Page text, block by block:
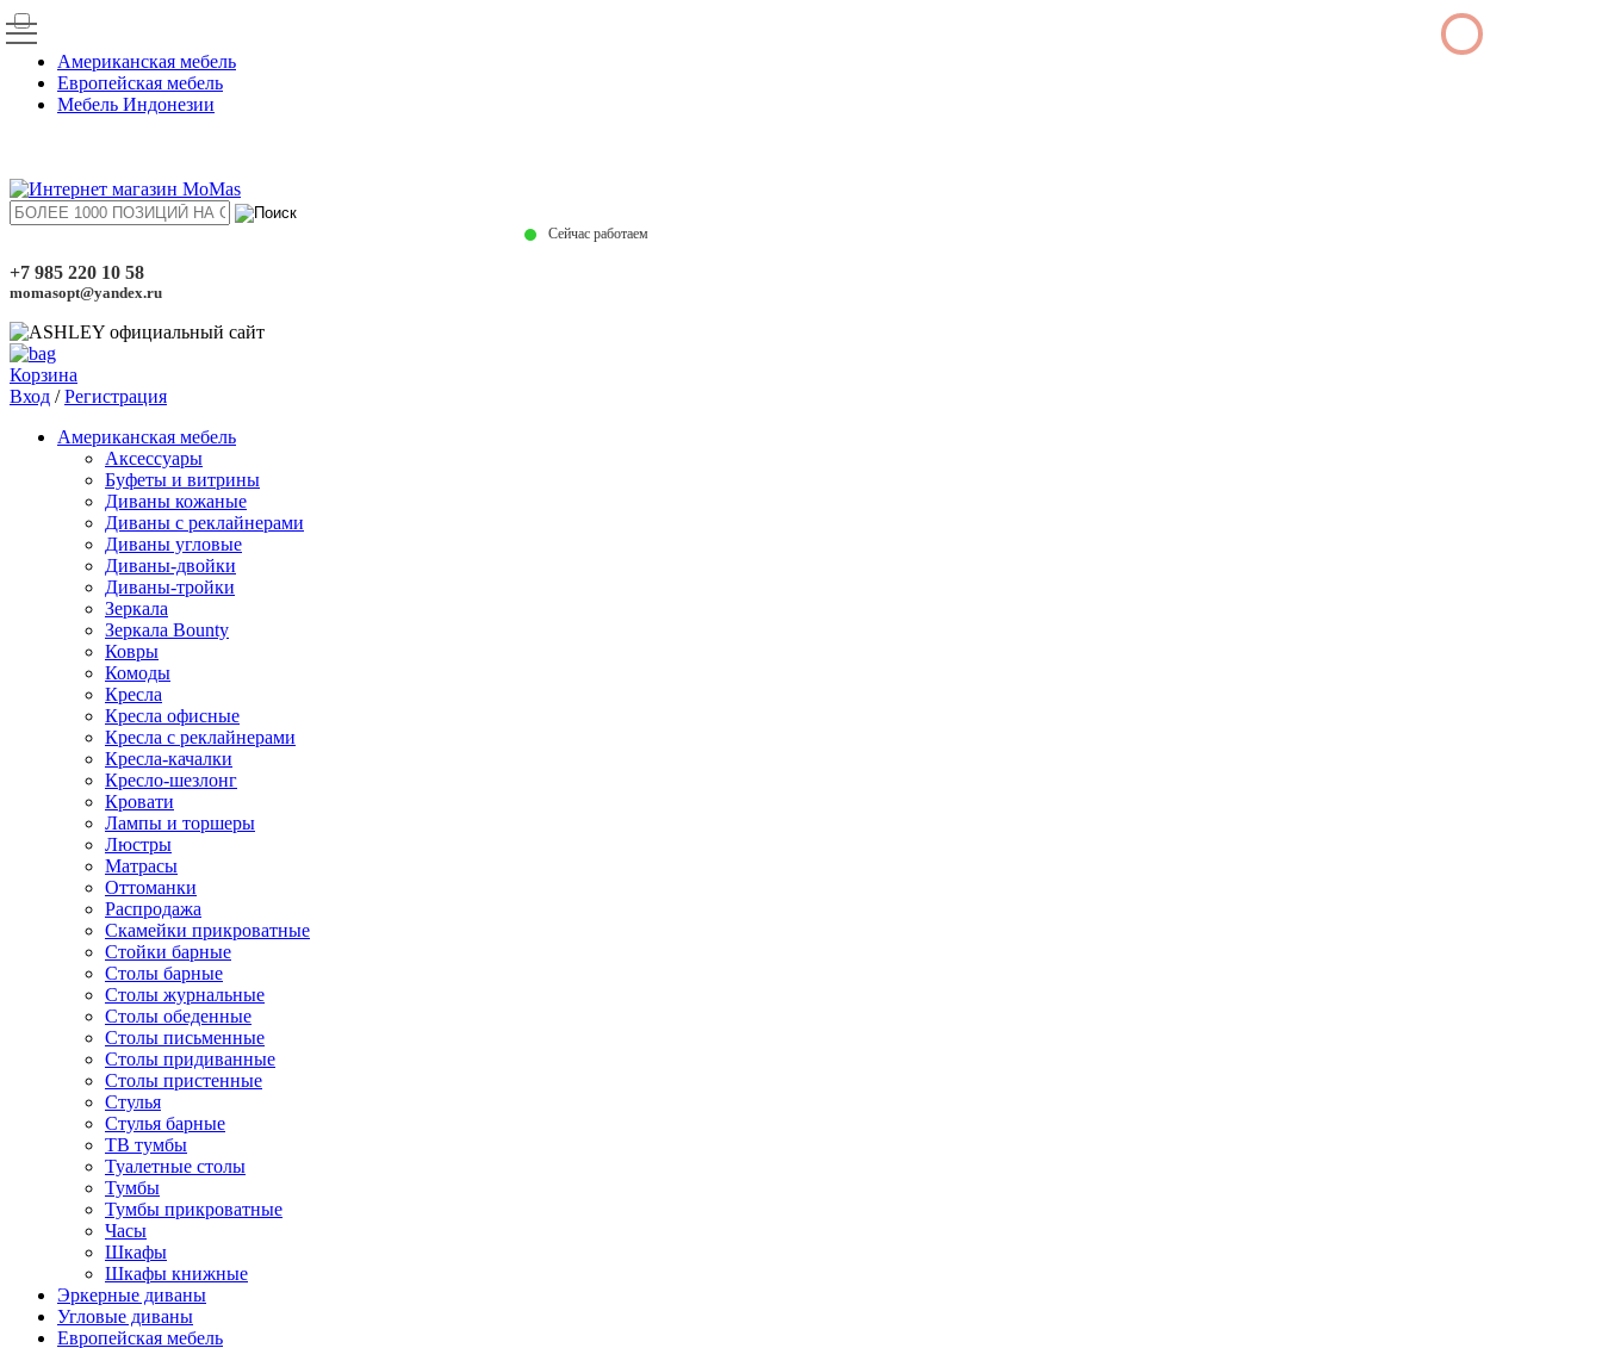
Американская мебель
Европейская мебель
Мебель Индонезии
Сейчас работаем
+7 985 220 10 58
momasopt@yandex.ru
Корзина
Вход /Регистрация
Американская мебель
Аксессуары
Буфеты и витрины
Диваны кожаные
Диваны с реклайнерами
Диваны угловые
Диваны-двойки
Диваны-тройки
Зеркала
Зеркала Bounty
Ковры
Комоды
Кресла
Кресла офисные
Кресла с реклайнерами
Кресла-качалки
Кресло-шезлонг
Кровати
Лампы и торшеры
Люстры
Матрасы
Оттоманки
Распродажа
Скамейки прикроватные
Стойки барные
Столы барные
Столы журнальные
Столы обеденные
Столы письменные
Столы придиванные
Столы пристенные
Стулья
Стулья барные
ТВ тумбы
Туалетные столы
Тумбы
Тумбы прикроватные
Часы
Шкафы
Шкафы книжные
Эркерные диваны
Угловые диваны
Европейская мебель